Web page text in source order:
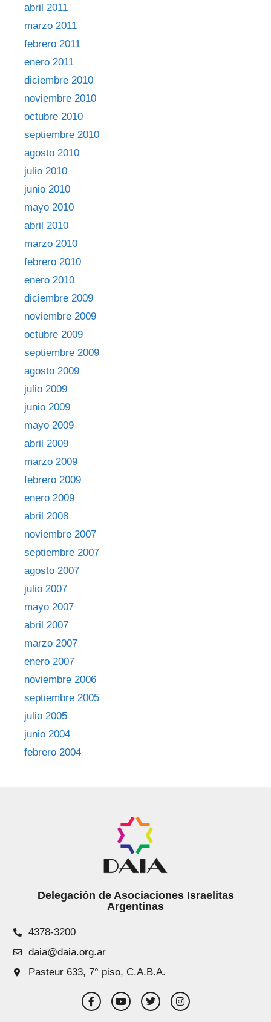
abril 2011
marzo 2011
febrero 2011
enero 2011
diciembre 2010
noviembre 2010
octubre 2010
septiembre 2010
agosto 2010
julio 2010
junio 2010
mayo 2010
abril 2010
marzo 2010
febrero 2010
enero 2010
diciembre 2009
noviembre 2009
octubre 2009
septiembre 2009
agosto 2009
julio 2009
junio 2009
mayo 2009
abril 2009
marzo 2009
febrero 2009
enero 2009
abril 2008
noviembre 2007
septiembre 2007
agosto 2007
julio 2007
mayo 2007
abril 2007
marzo 2007
enero 2007
noviembre 2006
septiembre 2005
julio 2005
junio 2004
febrero 2004
Delegación de Asociaciones Israelitas
Argentinas
4378-3200
daia@daia.org.ar
Pasteur 633, 7° piso, C.A.B.A.